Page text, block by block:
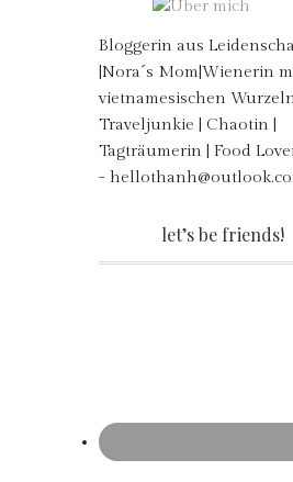
Bloggerin aus
|Nora´s Mom|Wienerin
vietnamesischen Wurzeln
Traveljunkie | Chaotin |
Tagträumerin | Food Lover
-
let’s be friends!